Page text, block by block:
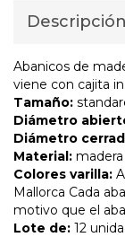
Descripción
Abanicos de
viene con cajita
Tamaño:
Diámetro
Diámetro
Material: madera
Colores varilla:
Mallorca Cada
motivo que el
Lote de: 12